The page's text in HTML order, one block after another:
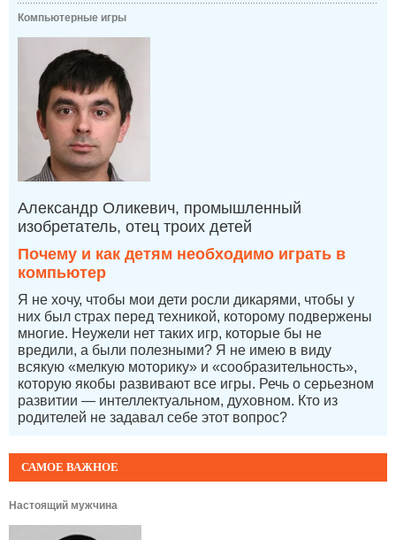
САМОЕ ВАЖНОЕ
Настоящий мужчина
Компьютерные игры
Александр Оликевич, промышленный
изобретатель, отец троих детей
Почему и как детям необходимо играть в
компьютер
Я не хочу, чтобы мои дети росли дикарями, чтобы у
них был страх перед техникой, которому подвержены
многие. Неужели нет таких игр, которые бы не
вредили, а были полезными? Я не имею в виду
всякую «мелкую моторику» и «сообразительность»,
которую якобы развивают все игры. Речь о серьезном
развитии — интеллектуальном, духовном. Кто из
родителей не задавал себе этот вопрос?